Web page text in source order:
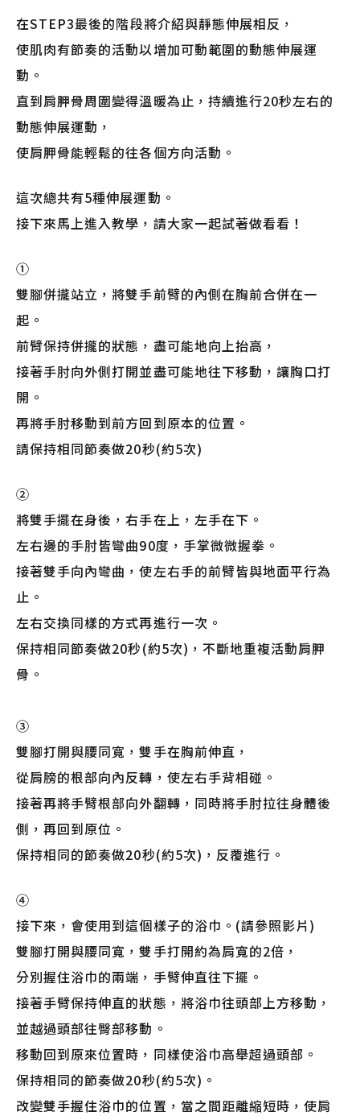
在STEP3最後的階段將介紹與靜態伸展相反，
使肌肉有節奏的活動以增加可動範圍的動態伸展運
動。
直到肩胛骨周圍變得溫暖為止，持續進行20秒左右的
動態伸展運動，
使肩胛骨能輕鬆的往各個方向活動。
這次總共有5種伸展運動。
接下來馬上進入教學，請大家一起試著做看看！
①
雙腳併攏站立，將雙手前臂的內側在胸前合併在一
起。
前臂保持併攏的狀態，盡可能地向上抬高，
接著手肘向外側打開並盡可能地往下移動，讓胸口打
開。
再將手肘移動到前方回到原本的位置。
請保持相同節奏做20秒(約5次)
②
將雙手擺在身後，右手在上，左手在下。
左右邊的手肘皆彎曲90度，手掌微微握拳。
接著雙手向內彎曲，使左右手的前臂皆與地面平行為
止。
左右交換同樣的方式再進行一次。
保持相同節奏做20秒(約5次)，不斷地重複活動肩胛
骨。
➂
雙腳打開與腰同寬，雙手在胸前伸直，
從肩膀的根部向內反轉，使左右手背相碰。
接著再將手臂根部向外翻轉，同時將手肘拉往身體後
側，再回到原位。
保持相同的節奏做20秒(約5次)，反覆進行。
④
接下來，會使用到這個樣子的浴巾。(請參照影片)
雙腳打開與腰同寬，雙手打開約為肩寬的2倍，
分別握住浴巾的兩端，手臂伸直往下擺。
接著手臂保持伸直的狀態，將浴巾往頭部上方移動，
並越過頭部往臀部移動。
移動回到原來位置時，同樣使浴巾高舉超過頭部。
保持相同的節奏做20秒(約5次)。
改變雙手握住浴巾的位置，當之間距離縮短時，使肩